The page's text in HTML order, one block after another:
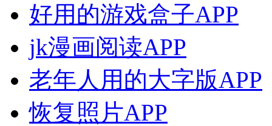
好用的游戏盒子APP
jk漫画阅读APP
老年人用的大字版APP
恢复照片APP